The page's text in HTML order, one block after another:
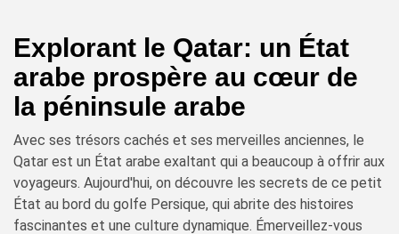
Explorant le Qatar: un État
arabe prospère au cœur de
la péninsule arabe
Avec ses trésors cachés et ses merveilles anciennes, le
Qatar est un État arabe exaltant qui a beaucoup à offrir aux
voyageurs. Aujourd'hui, on découvre les secrets de ce petit
État au bord du golfe Persique, qui abrite des histoires
fascinantes et une culture dynamique. Émerveillez-vous